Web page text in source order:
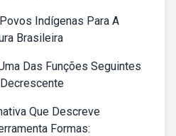
Indígenas Para A
Brasileira
Das Funções Seguintes
Que Descreve
Formas: